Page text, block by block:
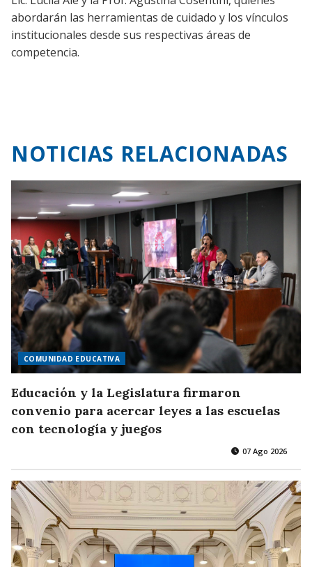
abordarán las herramientas de cuidado y los vínculos
institucionales desde sus respectivas áreas de
competencia.
NOTICIAS RELACIONADAS
COMUNIDAD EDUCATIVA
Educación y la Legislatura firmaron
convenio para acercar leyes a las escuelas
con tecnología y juegos
07 Ago 2026